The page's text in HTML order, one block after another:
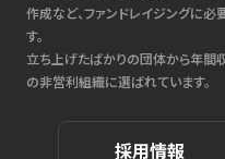
作成など、ファンドレイジングに
す。
立ち上げたばかりの団体から年間
の非営利組織に選ばれています。
採用情報